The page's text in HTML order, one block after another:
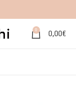
0 0,00€